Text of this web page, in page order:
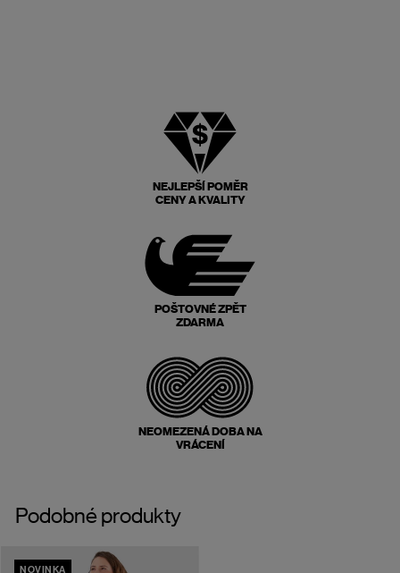
NEJLEPŠÍ POMĚR
CENY A KVALITY
POŠTOVNÉ ZPĚT
ZDARMA
NEOMEZENÁ DOBA NA
VRÁCENÍ
Podobné produkty
NOVINKA